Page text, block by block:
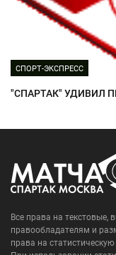
СПОРТ-ЭКСПРЕСС
"СПАРТАК" УДИВИЛ
Все права на
правообладателям и
права на